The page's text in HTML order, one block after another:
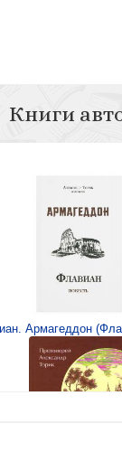
Книги
Армагеддон